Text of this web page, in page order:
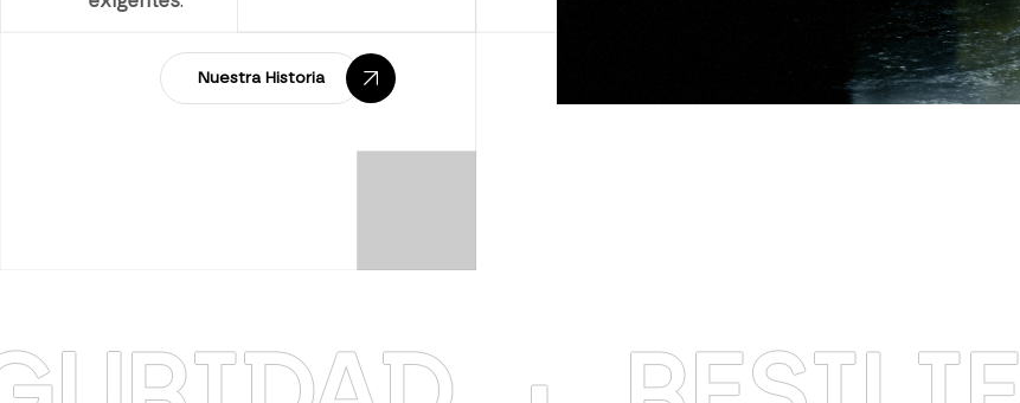
Nuestra Historia